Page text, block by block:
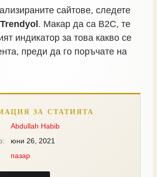
сайтове, следете
Trendyol . Макар да са B2C, те
индикатор за това какво се
преди да го поръчате на
ЗА СТАТИЯТА
Abdullah Habib
юни 26, 2021
пазар